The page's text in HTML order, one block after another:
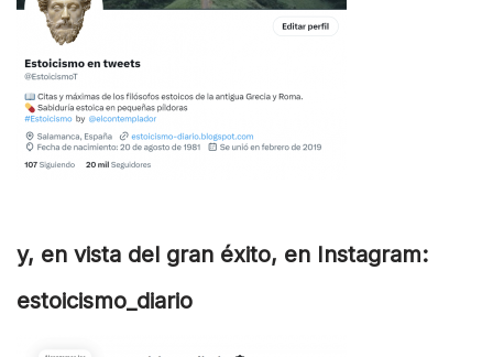
y, en vista del gran éxito, en Instagram:
estoicismo_diario